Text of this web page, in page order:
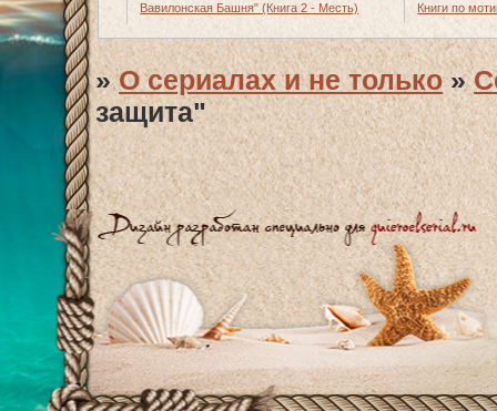
Вавилонская Башня" (Книга 2 - Месть) Книги по
»О сериалах и не только »
защита"